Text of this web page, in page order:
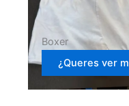
Boxer
¿Queres ver